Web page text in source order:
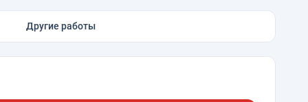
Другие работы